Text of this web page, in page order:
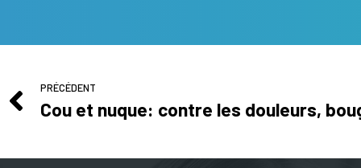
PRÉCÉDENT
Cou et nuque: contre les douleurs,